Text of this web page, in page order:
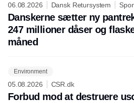
06.08.2026 Dansk Retursystem
Danskerne sætter ny
247 millioner dåser og
måned
Environment
05.08.2026 CSR.dk
Forbud mod at destruere